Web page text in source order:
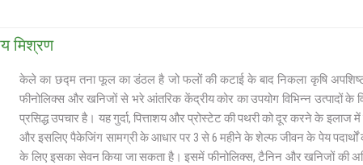
मिश्रण
केले का छद्म तना फूल का डंठल है जो फलों की कटाई के बाद निकला कृषि
फीनोलिक्स और खनिजों से भरे आंतरिक केंद्रीय कोर का उपयोग विभिन्न उत्पादों
प्रसिद्ध उपचार है। यह गुर्दा, पित्ताशय और प्रोस्टेट की पथरी को दूर करने के इलाज
और इसलिए पैकेजिंग सामग्री के आधार पर 3 से 6 महीने के शेल्फ जीवन के पेय
के लिए इसका सेवन किया जा सकता है। इसमें फीनोलिक्स, टैनिन और खनिजों की